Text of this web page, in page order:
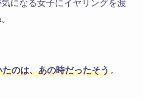
になる女子にイヤリングを渡
のは、あの時だったそう。